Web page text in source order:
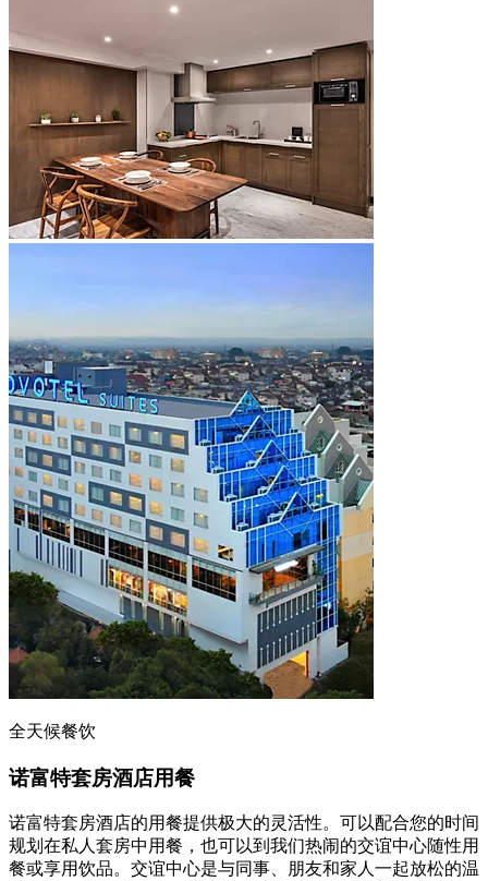
全天候餐饮
诺富特套房酒店用餐
诺富特套房酒店的用餐提供极大的灵活性。可以配合您的时间
规划在私人套房中用餐，也可以到我们热闹的交谊中心随性用
餐或享用饮品。交谊中心是与同事、朋友和家人一起放松的温